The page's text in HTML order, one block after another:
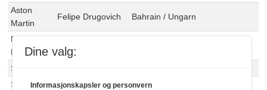
Aston
Martin
Felipe Drugovich Bahrain / Ungarn
Racing
Bulls
Isack Hadjar
Sauber
Sauber
Paul Aron
Storbritannia / Ungarn
Dine valg:
Informasjonskapsler og personvern